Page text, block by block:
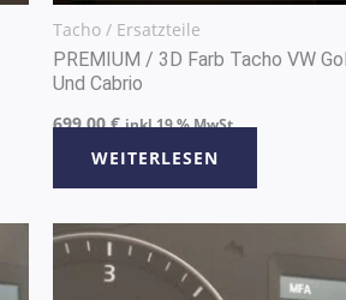
Tacho / Ersatzteile
PREMIUM / 3D Farb Tacho VW
Und Cabrio
699,00€ inkl 19 % MwSt
WEITERLESEN